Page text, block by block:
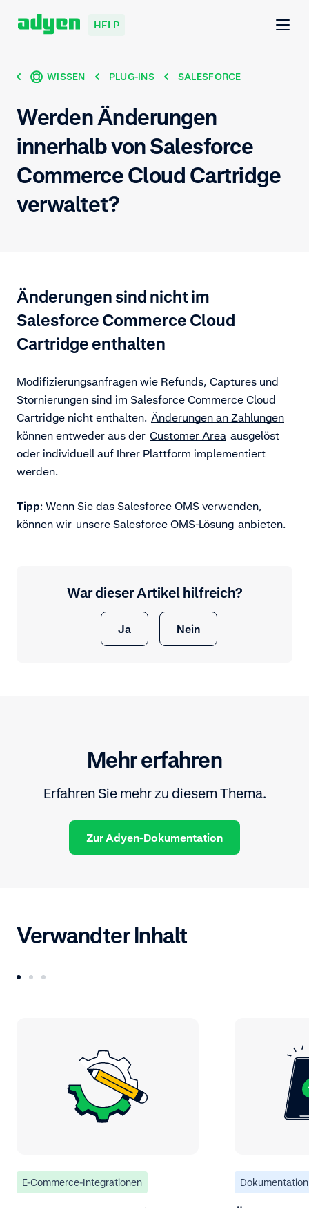
HELP
WISSEN PLUG-INS SALESFORCE
Werden Änderungen
innerhalb von Salesforce
Commerce Cloud Cartridge
verwaltet?
Änderungen sind nicht im
Salesforce Commerce Cloud
Cartridge enthalten
Modifizierungsanfragen wie Refunds, Captures und
Stornierungen sind im Salesforce Commerce Cloud
Cartridge nicht enthalten. Änderungen an Zahlungen
können entweder aus der Customer Area ausgelöst
oder individuell auf Ihrer Plattform implementiert
werden.
Tipp: Wenn Sie das Salesforce OMS verwenden,
können wir unsere Salesforce OMS-Lösung anbieten.
War dieser Artikel hilfreich?
Ja Nein
Mehr erfahren
Erfahren Sie mehr zu diesem Thema.
Zur Adyen-Dokumentation
Verwandter Inhalt
E-Commerce-Integrationen Dokumentation